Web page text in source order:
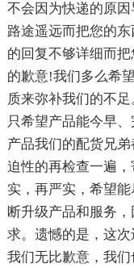
不会因为快递的原
路途遥远而把您的
的回复不够详细而
的歉意!我们多么希
质来弥补我们的不
只希望产品能今早
产品我们的配货兄
迫性的再检查一遍
实，再严实，希望
断升级产品和服务
求。遗憾的是，这
我们无比歉意，我